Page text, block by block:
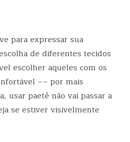
para expressar sua
de diferentes tecidos
escolher aqueles com os
–– por mais
usar paetê não vai passar a
se estiver visivelmente